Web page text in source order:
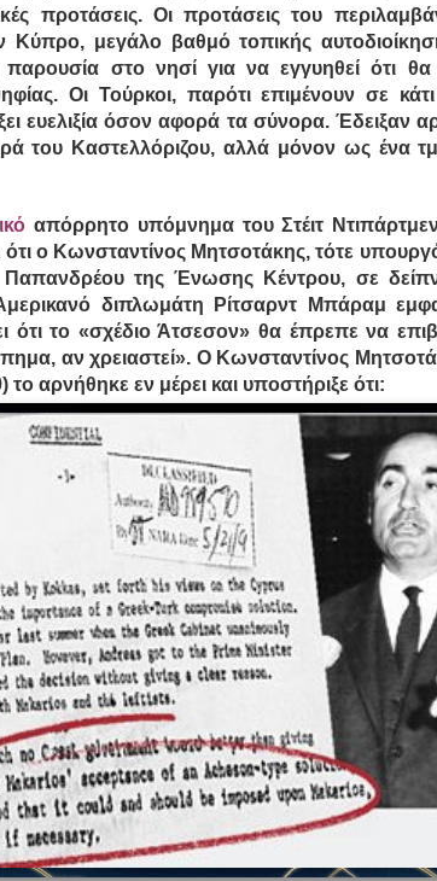
προτάσεις.Οι προτάσεις του
Κύπρο, μεγάλο βαθμό τοπικής
παρουσία στο νησί για να εγγυηθεί ότι
Οι Τούρκοι, παρότι επιμένουν σε
ευελιξία όσον αφορά τα σύνορα.Έδειξαν
του Καστελλόριζου, αλλά μόνον ως ένα
απόρρητο υπόμνημα του Στέιτ
ότι ο Κωνσταντίνος Μητσοτάκης, τότε
της Ένωσης Κέντρου, σε
διπλωμάτη Ρίτσαρντ Μπάραμ
ότι το «σχέδιο Άτσεσον» θα έπρεπε να
αν χρειαστεί». Ο Κωνσταντίνος
το αρνήθηκε εν μέρει και υποστήριξε ότι: